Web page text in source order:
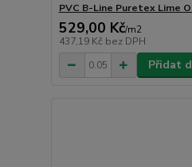
PVC B-Line Puretex Lime
529,00 Kč/m2
437,19 Kč bez DPH
Přidat